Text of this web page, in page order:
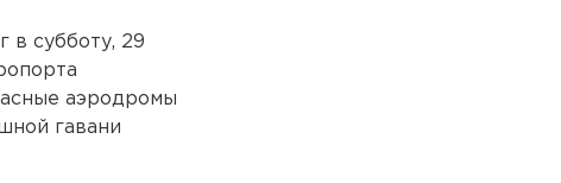
в субботу, 29
аэродромы
гавани